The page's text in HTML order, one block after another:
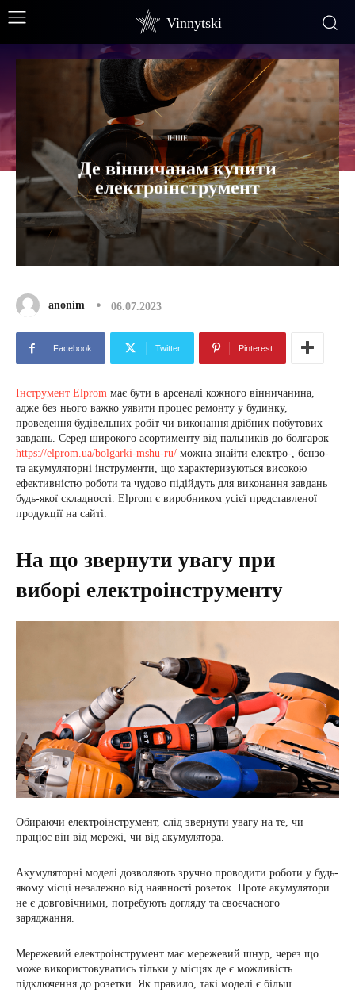
Vinnytski
ІНШЕ
Де вінничанам купити
електроінструмент
anonim 06.07.2023
Facebook Twitter Pinterest
Інструмент Elprom має бути в арсеналі кожного вінничанина,
адже без нього важко уявити процес ремонту у будинку,
проведення будівельних робіт чи виконання дрібних побутових
завдань. Серед широкого асортименту від пальників до болгарок
https://elprom.ua/bolgarki-mshu-ru/ можна знайти електро-, бензо-
та акумуляторні інструменти, що характеризуються високою
ефективністю роботи та чудово підійдуть для виконання завдань
будь-якої складності. Elprom є виробником усієї представленої
продукції на сайті.
На що звернути увагу при
виборі електроінструменту
Обираючи електроінструмент, слід звернути увагу на те, чи
працює він від мережі, чи від акумулятора.
Акумуляторні моделі дозволяють зручно проводити роботи у будь-
якому місці незалежно від наявності розеток. Проте акумулятори
не є довговічними, потребують догляду та своєчасного
заряджання.
Мережевий електроінструмент має мережевий шнур, через що
може використовуватись тільки у місцях де є можливість
підключення до розетки. Як правило, такі моделі є більш